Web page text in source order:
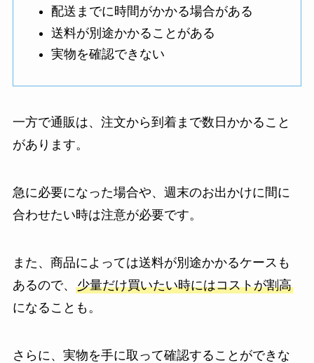
配送までに時間がかかる場合がある
送料が別途かかることがある
実物を確認できない
一方で通販は、注文から到着まで数日かかること
があります。
急に必要になった場合や、週末のお出かけに間に
合わせたい時は注意が必要です。
また、商品によっては送料が別途かかるケースも
あるので、 少量だけ買いたい時にはコストが割高
になることも。
さらに、実物を手に取って確認することができな